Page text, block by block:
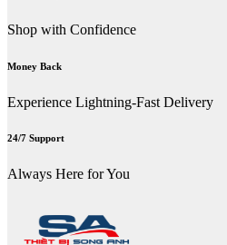
Shop with Confidence
Money Back
Experience Lightning-Fast Delivery
24/7 Support
Always Here for You